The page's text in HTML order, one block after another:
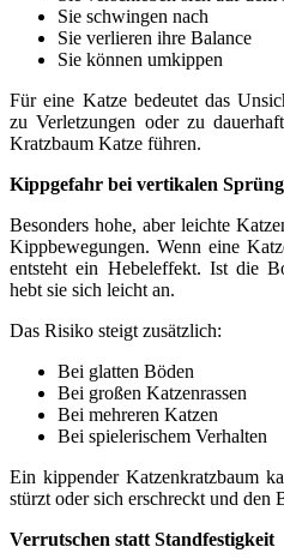
Sie schwingen nach
Sie verlieren ihre Balance
Sie können umkippen
Für eine Katze bedeutet das
zu Verletzungen oder zu
Kratzbaum Katze führen.
Kippgefahr bei vertikalen
Besonders hohe, aber leichte
Kippbewegungen. Wenn eine
entsteht ein Hebeleffekt. Ist die
hebt sie sich leicht an.
Das Risiko steigt zusätzlich:
Bei glatten Böden
Bei großen Katzenrassen
Bei mehreren Katzen
Bei spielerischem Verhalten
Ein kippender Katzenkratzbaum
stürzt oder sich erschreckt und den
Verrutschen statt Standfestigkeit